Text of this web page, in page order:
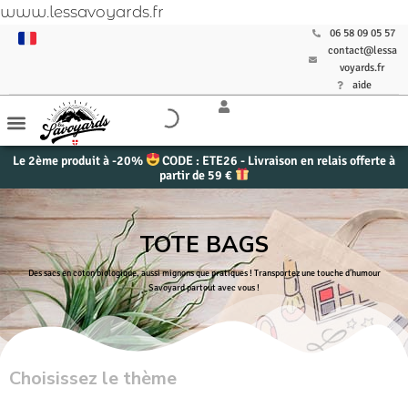
www.lessavoyards.fr
06 58 09 05 57
contact@lessa
voyards.fr
aide
Le 2ème produit à -20%
CODE : ETE26 - Livraison en relais offerte à
partir de 59 €
TOTE BAGS
Des sacs en coton biologique, aussi mignons que pratiques ! Transportez une touche d’humour
Savoyard partout avec vous !
Choisissez le thème